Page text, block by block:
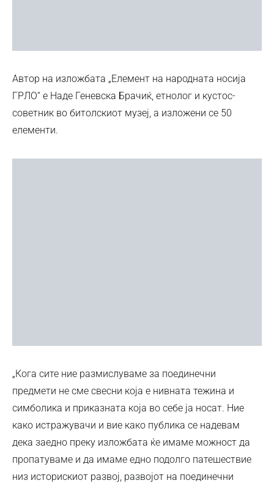
Автор на изложбата „Елемент на народната носија
ГРЛО“ е Наде Геневска Брачиќ, етнолог и кустос-
советник во битолскиот музеј, а изложени се 50
елементи.
„Кога сите ние размислуваме за поединечни
предмети не сме свесни која е нивната тежина и
симболика и приказната која во себе ја носат. Ние
како истражувачи и вие како публика се надевам
дека заедно преку изложбата ќе имаме можност да
пропатуваме и да имаме едно подолго патешествие
низ историскиот развој, развојот на поединечни